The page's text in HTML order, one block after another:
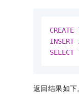
CREATE
INSERT
SELECT
返回结果如下。